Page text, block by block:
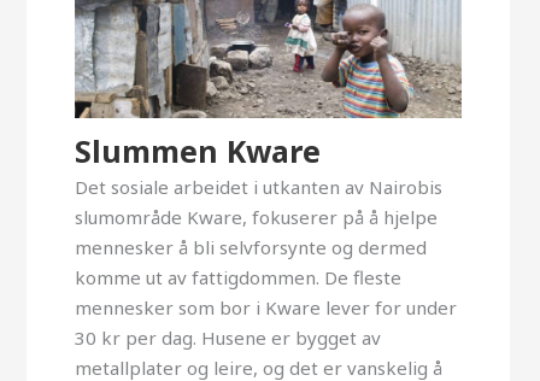
Slummen Kware
Det sosiale arbeidet i utkanten av Nairobis
slumområde Kware, fokuserer på å hjelpe
mennesker å bli selvforsynte og dermed
komme ut av fattigdommen. De fleste
mennesker som bor i Kware lever for under
30 kr per dag. Husene er bygget av
metallplater og leire, og det er vanskelig å